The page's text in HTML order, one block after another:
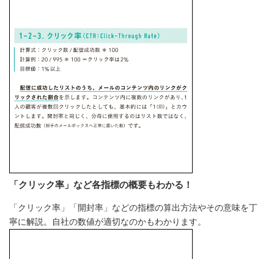
「クリック率」など各指標の概要もわかる！
「クリック率」「開封率」などの指標の算出方法やその意味を丁
寧に解説。自社の数値が適切なのかもわかります。